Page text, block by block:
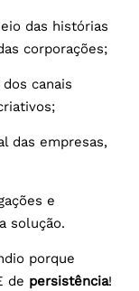
das histórias
corporações;
canais
das empresas,
e
solução.
porque
de persistência!